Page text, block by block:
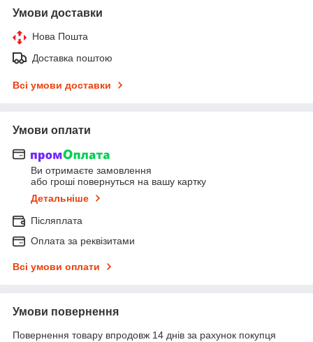
Умови доставки
Нова Пошта
Доставка поштою
Всі умови доставки
Умови оплати
Ви отримаєте замовлення
або гроші повернуться на вашу картку
Детальніше
Післяплата
Оплата за реквізитами
Всі умови оплати
Умови повернення
Повернення товару впродовж 14 днів за рахунок покупця